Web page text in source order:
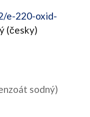
e-220-oxid-
(česky)
sodný)